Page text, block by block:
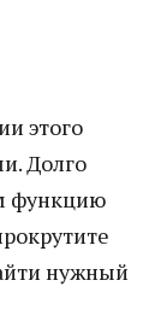
этого
Долго
функцию
нужный